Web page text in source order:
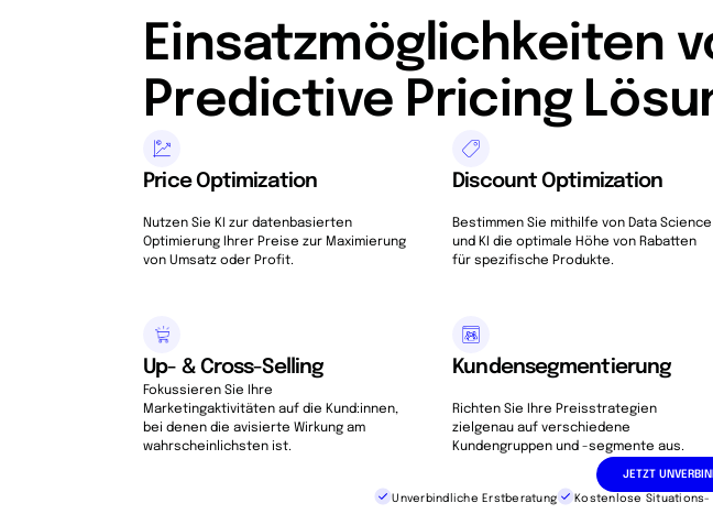
Einsatzmöglichkeiten
Predictive Pricing
Price Optimization
Nutzen Sie KI zur datenbasierten
Optimierung Ihrer Preise zur Maximierung
von Umsatz oder Profit.
Discount Optimization
Bestimmen Sie mithilfe von Data Science
und KI die optimale Höhe von Rabatten
für spezifische Produkte.
Up- & Cross-Selling
Fokussieren Sie Ihre
Marketingaktivitäten auf die Kund:innen,
bei denen die avisierte Wirkung am
wahrscheinlichsten ist.
Kundensegmentierung
Richten Sie Ihre Preisstrategien
zielgenau auf verschiedene
Kundengruppen und -segmente aus.
JETZT
Unverbindliche Erstberatung Kostenlose Situations-